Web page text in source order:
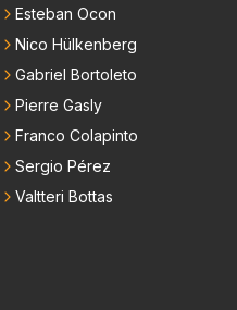
Esteban Ocon
Nico Hülkenberg
Gabriel Bortoleto
Pierre Gasly
Franco Colapinto
Sergio Pérez
Valtteri Bottas